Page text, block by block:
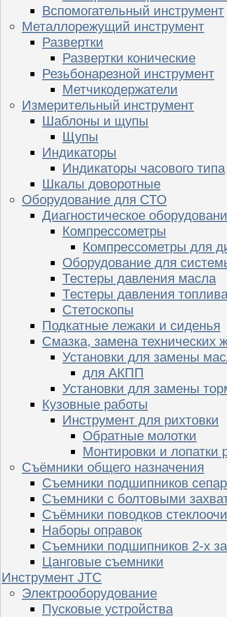
Вспомогательный инструмент
Металлорежущий инструмент
Развертки
Развертки конические
Резьбонарезной инструмент
Метчикодержатели
Измерительный инструмент
Шаблоны и щупы
Щупы
Индикаторы
Индикаторы часового типа
Шкалы доворотные
Оборудование для СТО
Диагностическое
Компрессометры
Компрессометры для
Оборудование для
Тестеры давления масла
Тестеры давления
Стетоскопы
Подкатные лежаки и сиденья
Смазка, замена технических
Установки для замены
для АКПП
Установки для замены
Кузовные работы
Инструмент для рихтовки
Обратные молотки
Монтировки и лопатки
Съёмники общего назначения
Съемники подшипников
Съемники с болтовыми
Съёмники поводков
Наборы оправок
Съемники подшипников 2-х
Цанговые съемники
Инструмент JTC
Электрооборудование
Пусковые устройства